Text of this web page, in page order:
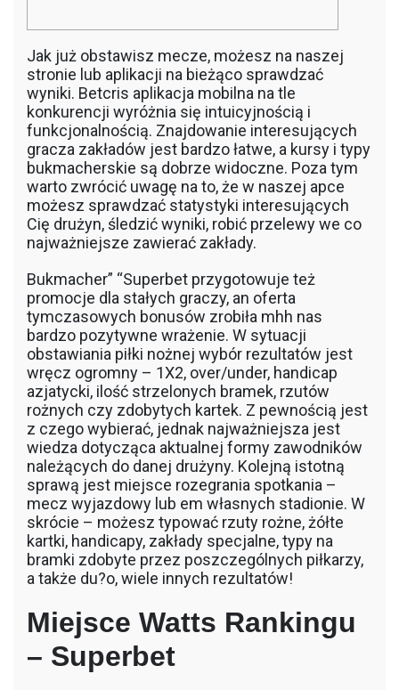
Jak już obstawisz mecze, możesz na naszej
stronie lub aplikacji na bieżąco sprawdzać
wyniki. Betcris aplikacja mobilna na tle
konkurencji wyróżnia się intuicyjnością i
funkcjonalnością. Znajdowanie interesujących
gracza zakładów jest bardzo łatwe, a kursy i typy
bukmacherskie są dobrze widoczne. Poza tym
warto zwrócić uwagę na to, że w naszej apce
możesz sprawdzać statystyki interesujących
Cię drużyn, śledzić wyniki, robić przelewy we co
najważniejsze zawierać zakłady.
Bukmacher” “Superbet przygotowuje też
promocje dla stałych graczy, an oferta
tymczasowych bonusów zrobiła mhh nas
bardzo pozytywne wrażenie. W sytuacji
obstawiania piłki nożnej wybór rezultatów jest
wręcz ogromny – 1X2, over/under, handicap
azjatycki, ilość strzelonych bramek, rzutów
rożnych czy zdobytych kartek. Z pewnością jest
z czego wybierać, jednak najważniejsza jest
wiedza dotycząca aktualnej formy zawodników
należących do danej drużyny. Kolejną istotną
sprawą jest miejsce rozegrania spotkania –
mecz wyjazdowy lub em własnych stadionie. W
skrócie – możesz typować rzuty rożne, żółte
kartki, handicapy, zakłady specjalne, typy na
bramki zdobyte przez poszczególnych piłkarzy,
a także du?o, wiele innych rezultatów!
Miejsce Watts Rankingu
– Superbet